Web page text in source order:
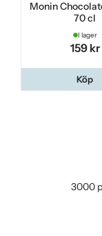
Monin
70 cl
I lager
159 kr
Köp
3000